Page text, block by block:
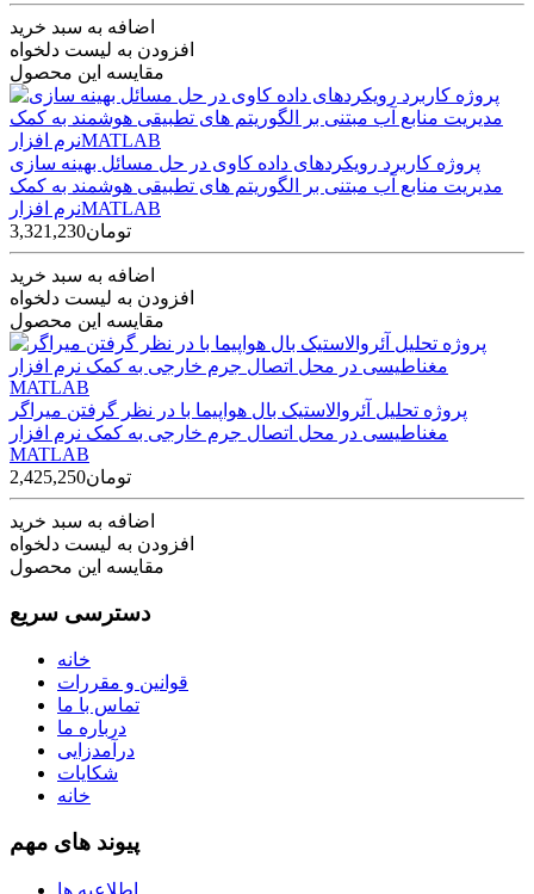
اضافه به سبد خرید
افزودن به لیست دلخواه
مقایسه این محصول
پروژه کاربرد رویکردهای داده کاوی در حل مسائل بهینه سازی
مدیریت منابع آب مبتنی بر الگوریتم های تطبیقی هوشمند به کمک
نرم افزارMATLAB
3,321,230تومان
اضافه به سبد خرید
افزودن به لیست دلخواه
مقایسه این محصول
پروژه تحلیل آئروالاستیک بال هواپیما با در نظر گرفتن میراگر
مغناطیسی در محل اتصال جرم خارجی به کمک نرم افزار
MATLAB
2,425,250تومان
اضافه به سبد خرید
افزودن به لیست دلخواه
مقایسه این محصول
دسترسی سریع
خانه
قوانین و مقررات
تماس با ما
درباره ما
درآمدزایی
شکایات
خانه
پیوند های مهم
اطلاعیه ها